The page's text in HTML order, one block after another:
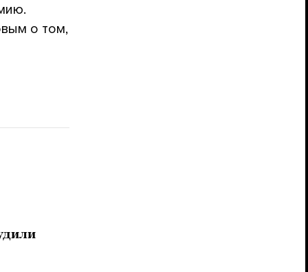
о том,